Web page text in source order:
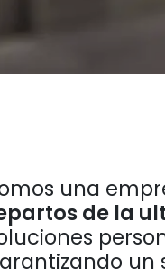
una
de la
un